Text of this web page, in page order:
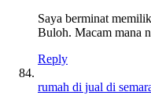
Saya berminat
Buloh. Macam mana
Reply
rumah di jual di